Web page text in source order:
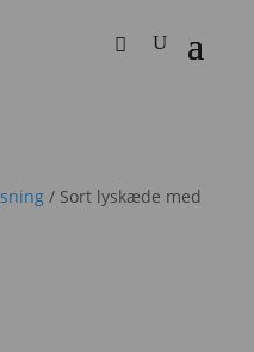
/ Sort lyskæde med